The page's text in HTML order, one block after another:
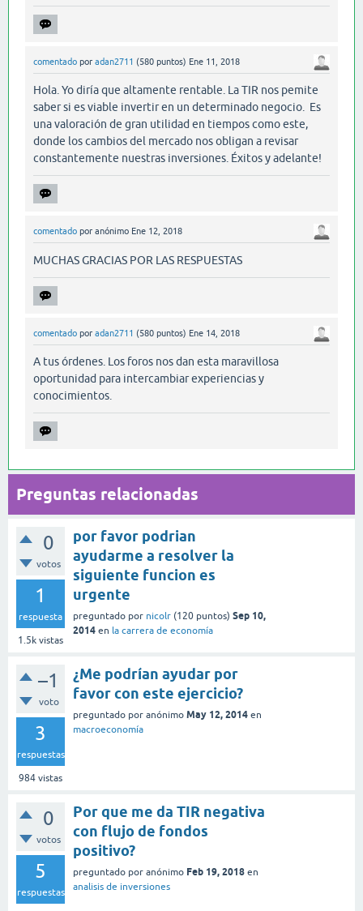
comentado por adan2711 (580 puntos) Ene 11, 2018
Hola. Yo diría que altamente rentable. La TIR nos pemite
saber si es viable invertir en un determinado negocio. Es
una valoración de gran utilidad en tiempos como este,
donde los cambios del mercado nos obligan a revisar
constantemente nuestras inversiones. Éxitos y adelante!
comentado por anónimo Ene 12, 2018
MUCHAS GRACIAS POR LAS RESPUESTAS
comentado por adan2711 (580 puntos) Ene 14, 2018
A tus órdenes. Los foros nos dan esta maravillosa
oportunidad para intercambiar experiencias y
conocimientos.
Preguntas relacionadas
0
votos
1
respuesta
1.5k vistas
por favor podrian
ayudarme a resolver la
siguiente funcion es
urgente
preguntado por nicolr (120 puntos) Sep 10,
2014 en la carrera de economía
–1
voto
3
respuestas
984 vistas
¿Me podrían ayudar por
favor con este ejercicio?
preguntado por anónimo May 12, 2014 en
macroeconomía
0
votos
5
respuestas
Por que me da TIR negativa
con flujo de fondos
positivo?
preguntado por anónimo Feb 19, 2018 en
analisis de inversiones